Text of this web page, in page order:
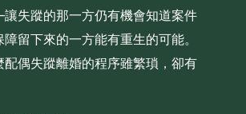
失蹤的那一方仍有機會知道案件
留下來的一方能有重生的可能。
配偶失蹤離婚的程序雖繁瑣，卻有